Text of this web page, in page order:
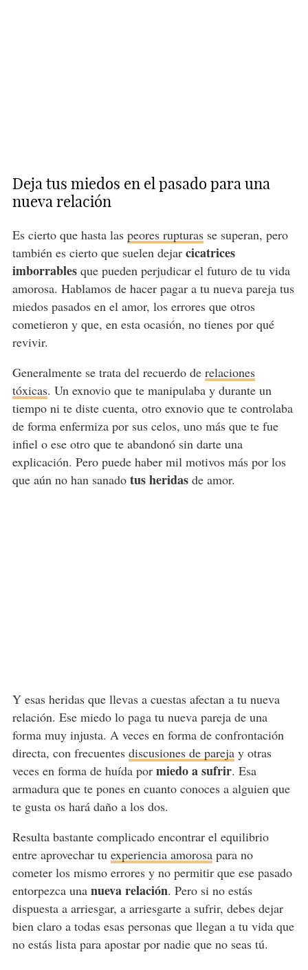
Deja tus miedos en el pasado para una
nueva relación
Es cierto que hasta las peores rupturasse superan, pero
también es cierto que suelen dejar cicatrices
imborrablesque pueden perjudicar el futuro de tu vida
amorosa. Hablamos de hacer pagar a tu nueva pareja tus
miedos pasados en el amor, los errores que otros
cometieron y que, en esta ocasión, no tienes por qué
revivir.
Generalmente se trata del recuerdo de relaciones
tóxicas. Un exnovio que te manipulaba y durante un
tiempo ni te diste cuenta, otro exnovio que te controlaba
de forma enfermiza por sus celos, uno más que te fue
infiel o ese otro que te abandonó sin darte una
explicación. Pero puede haber mil motivos más por los
que aún no han sanado tus heridasde amor.
Y esas heridas que llevas a cuestas afectan a tu nueva
relación. Ese miedo lo paga tu nueva pareja de una
forma muy injusta. A veces en forma de confrontación
directa, con frecuentes discusiones de parejay otras
veces en forma de huída por miedo a sufrir. Esa
armadura que te pones en cuanto conoces a alguien que
te gusta os hará daño a los dos.
Resulta bastante complicado encontrar el equilibrio
entre aprovechar tu experiencia amorosapara no
cometer los mismo errores y no permitir que ese pasado
entorpezca una nueva relación. Pero si no estás
dispuesta a arriesgar, a arriesgarte a sufrir, debes dejar
bien claro a todas esas personas que llegan a tu vida que
no estás lista para apostar por nadie que no seas tú.